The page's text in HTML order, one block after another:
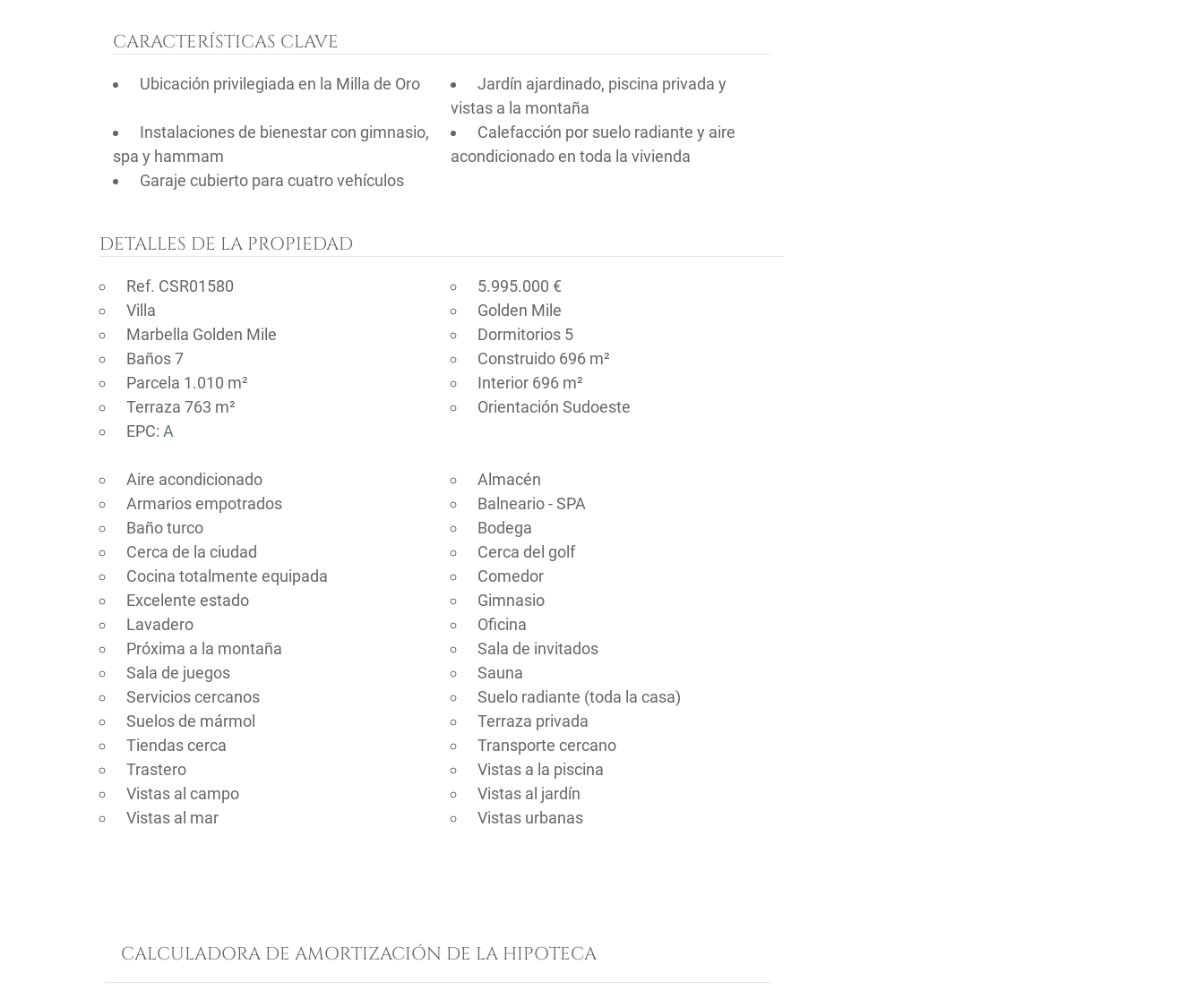
CARACTERÍSTICAS CLAVE
Ubicación privilegiada en la Milla de Oro
Jardín ajardinado, piscina privada y
vistas a la montaña
Instalaciones de bienestar con gimnasio,
spa y hammam
Calefacción por suelo radiante y aire
acondicionado en toda la vivienda
Garaje cubierto para cuatro vehículos
DETALLES DE LA PROPIEDAD
Ref. CSR01580
5.995.000 €
Villa
Golden Mile
Marbella Golden Mile
Dormitorios 5
Baños 7
Construido 696 m²
Parcela 1.010 m²
Interior 696 m²
Terraza 763 m²
Orientación Sudoeste
EPC: A
Aire acondicionado
Almacén
Armarios empotrados
Balneario - SPA
Baño turco
Bodega
Cerca de la ciudad
Cerca del golf
Cocina totalmente equipada
Comedor
Excelente estado
Gimnasio
Lavadero
Oficina
Próxima a la montaña
Sala de invitados
Sala de juegos
Sauna
Servicios cercanos
Suelo radiante (toda la casa)
Suelos de mármol
Terraza privada
Tiendas cerca
Transporte cercano
Trastero
Vistas a la piscina
Vistas al campo
Vistas al jardín
Vistas al mar
Vistas urbanas
CALCULADORA DE AMORTIZACIÓN DE LA HIPOTECA